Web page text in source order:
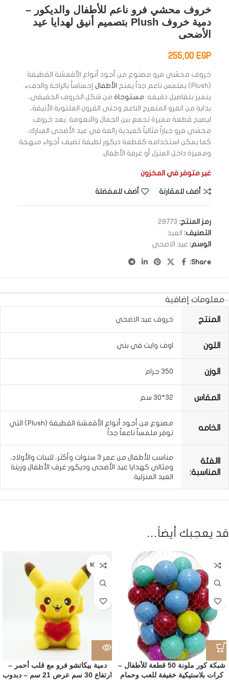
خروف محشي فرو ناعم للأطفال والديكور –
دمية خروف Plush بتصميم أنيق لهدايا عيد
الأضحى
255,00 EGP
خروف محشي فرو مصنوع من أجود أنواع الأقمشة القطيفة
(Plush) بملمس ناعم جداً يمنح
الأطفال إحساساً بالراحة والدفء.
يتميز بتفاصيل دقيقه مستوحاة من شكل الخروف الحقيقي،
بداية من الفرو المتعرج الناعم وحتى القرون الملتوية الأنيقة،
ليصبح قطعة مميزة تجمع بين الجمال والنعومة. يعد خروف
محشي فرو خياراً مثالياً كعيدية رائعة في عيد الأضحى المبارك،
كما يمكن استخدامه كقطعة ديكور لطيفة تضيف أجواء مبهجة
ومميزة داخل المنزل أو غرفة الأطفال.
غير متوفر في المخزون
أضف للمقارنة أضف للمفضلة
رمز المنتج: 29773
التصنيف: العيد
الوسم: عيد الاضحي
Share:
معلومات إضافية
المنتج خروف عيد الاضحي
اللون اوف وايت في بني
الوزن 350 جرام
المقاس 32*30 سم
الخامه
مصنوع من أجود أنواع الأقمشة القطيفة (Plush) التي
توفر ملمساً ناعماً جداً
االفئة
المناسبة:
مناسب للأطفال من عمر 3 سنوات وأكثر، للبنات والأولاد،
ومثالي كهدايا عيد الأضحى وديكور غرف الأطفال وزينة
العيد المنزلية.
قد يعجبك أيضاً…
شبكة كور ملونة 50 قطعة للأطفال –
كرات بلاستيكية خفيفة للعب وحمام
SOLD OUT
دمية بيكاتشو فرو مع قلب أحمر –
ارتفاع 30 سم عرض 21 سم – دبدوب